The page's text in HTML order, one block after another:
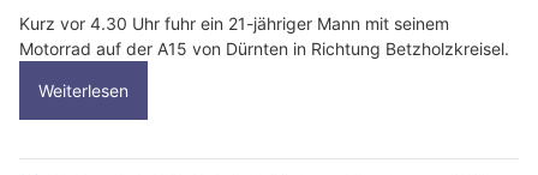
Kurz vor 4.30 Uhr fuhr ein 21-jähriger Mann mit seinem
Motorrad auf der A15 von Dürnten in Richtung Betzholzkreisel.
Weiterlesen